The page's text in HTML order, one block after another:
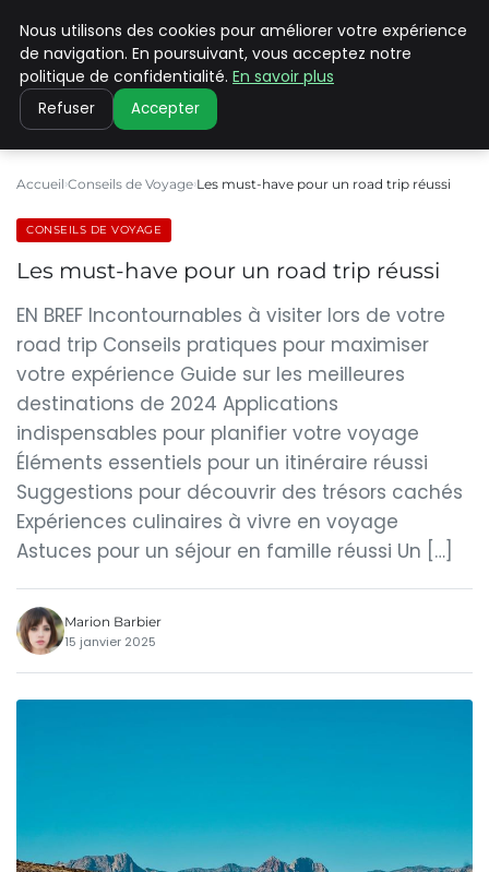
PILAT PATRIMOINES
Accueil Conseils de Voyage Les must-have pour un road trip réussi
CONSEILS DE VOYAGE
Les must-have pour un road trip réussi
EN BREF Incontournables à visiter lors de votre
road trip Conseils pratiques pour maximiser
votre expérience Guide sur les meilleures
destinations de 2024 Applications
indispensables pour planifier votre voyage
Éléments essentiels pour un itinéraire réussi
Suggestions pour découvrir des trésors cachés
Expériences culinaires à vivre en voyage
Astuces pour un séjour en famille réussi Un […]
Marion Barbier
15 janvier 2025
Nous utilisons des cookies pour améliorer votre expérience
de navigation. En poursuivant, vous acceptez notre
politique de confidentialité. En savoir plus
Refuser Accepter